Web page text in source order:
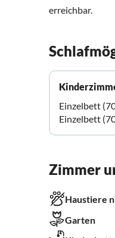
erreichbar.
Einzelbett
Einzelbett
Zimmer
Haustiere
Garten